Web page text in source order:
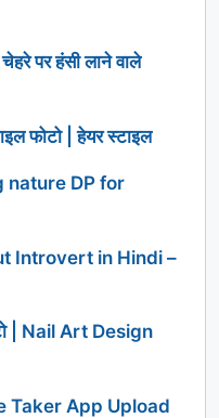
पर हंसी लाने वाले
फोटो | हेयर स्टाइल
nature DP for
Introvert in Hindi –
| Nail Art Design
Taker App Upload